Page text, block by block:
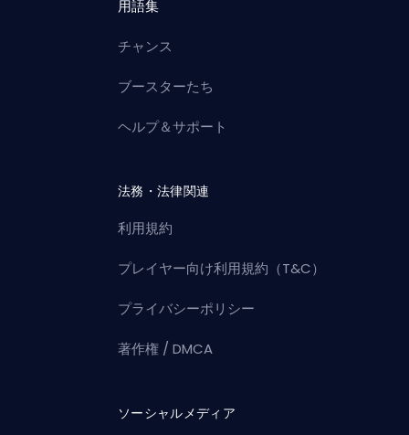
用語集
チャンス
ブースターたち
ヘルプ＆サポート
法務・法律関連
利用規約
プレイヤー向け利用規約（T&C）
プライバシーポリシー
著作権 / DMCA
ソーシャルメディア